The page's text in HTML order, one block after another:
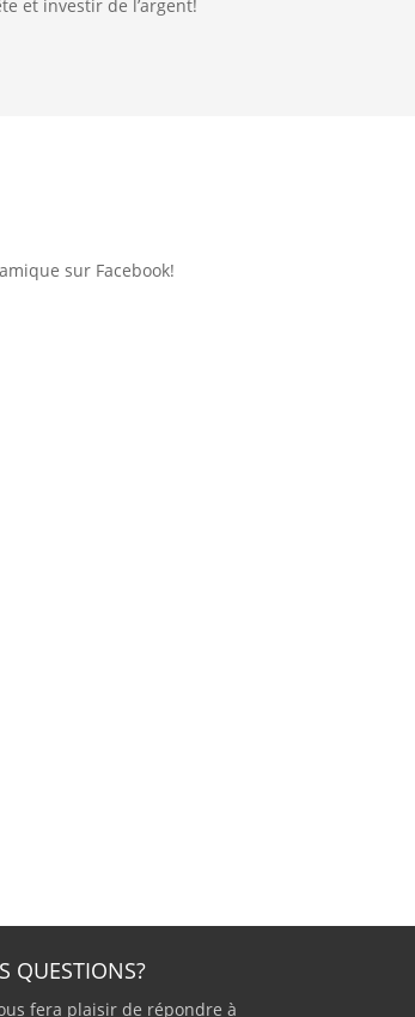
et investir de l’argent!
sur Facebook!
QUESTIONS?
fera plaisir de répondre à